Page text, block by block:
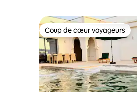
Coup de cœur voyageurs
Coup de cœur voyageurs